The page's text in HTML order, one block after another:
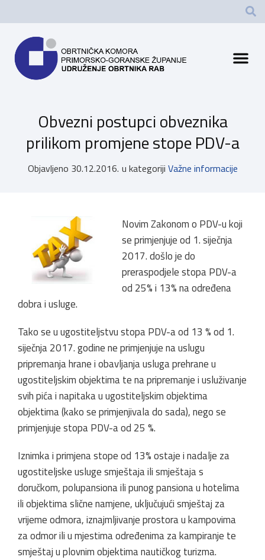
Obvezni postupci obveznika
prilikom promjene stope PDV-a
Objavljeno 30.12.2016. u kategoriji Važne informacije
Novim Zakonom o PDV-u koji
se primjenjuje od 1. siječnja
2017. došlo je do
preraspodjele stopa PDV-a
od 25% i 13% na određena
dobra i usluge.
Tako se u ugostiteljstvu stopa PDV-a od 13 % od 1.
siječnja 2017. godine ne primjenjuje na uslugu
pripremanja hrane i obavljanja usluga prehrane u
ugostiteljskim objektima te na pripremanje i usluživanje
svih pića i napitaka u ugostiteljskim objektima
objektima (kako se primjenjivala do sada), nego se
primjenjuje stopa PDV-a od 25 %.
Iznimka i primjena stope od 13% ostaje i nadalje za
ugostiteljske usluge smještaja ili smještaja s
doručkom, polupansiona ili punog pansiona u hotelima
ili objektima slične namjene, uključujući smještaj za
vrijeme odmora, iznajmljivanje prostora u kampovima
za odmor ili u mjestima određenima za kampiranje te
smještaj u plovnim objektima nautičkog turizma.